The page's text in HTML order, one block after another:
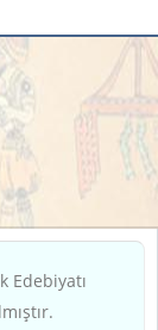
Edebiyatı